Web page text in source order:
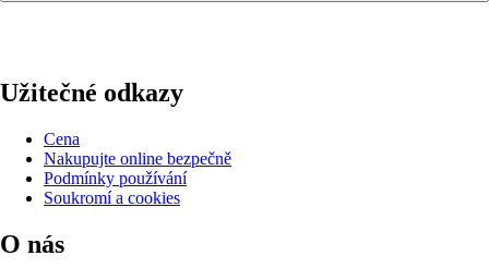
Užitečné odkazy
Cena
Nakupujte online bezpečně
Podmínky používání
Soukromí a cookies
O nás